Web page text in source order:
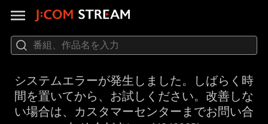
システムエラーが発生しました。しばらく時
間を置いてから、お試しください。改善しな
い場合は、カスタマーセンターまでお問い合